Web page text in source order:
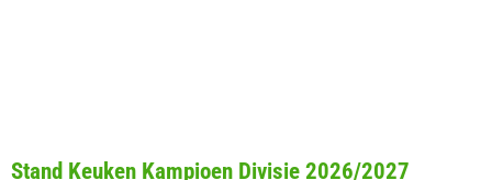
Stand Keuken Kampioen Divisie 2026/2027